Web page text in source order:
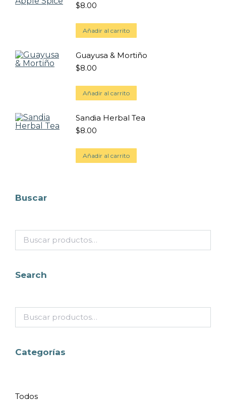
$8.00
Añadir al carrito
Guayusa & Mortiño
$8.00
Añadir al carrito
Sandia Herbal Tea
$8.00
Añadir al carrito
Buscar
Search
Categorías
Todos